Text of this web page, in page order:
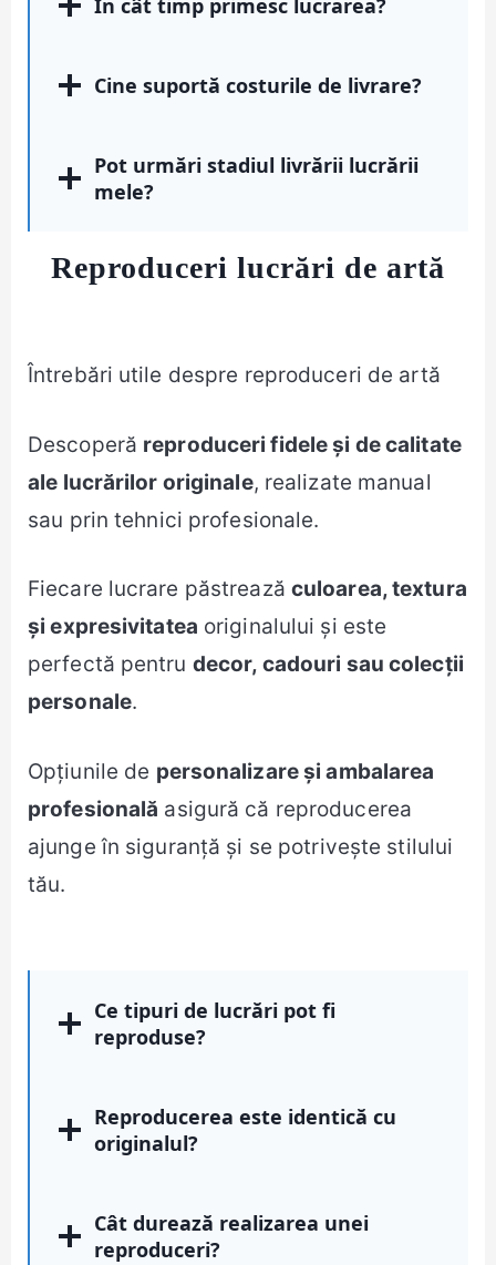
În cât timp primesc lucrarea?
Cine suportă costurile de livrare?
Pot urmări stadiul livrării lucrării
mele?
Reproduceri lucrări de artă
Întrebări utile despre reproduceri de artă
Descoperă reproduceri fidele și de calitate
ale lucrărilor originale, realizate manual
sau prin tehnici profesionale.
Fiecare lucrare păstrează culoarea, textura
și expresivitatea originalului și este
perfectă pentru decor, cadouri sau colecții
personale.
Opțiunile de personalizare și ambalarea
profesională asigură că reproducerea
ajunge în siguranță și se potrivește stilului
tău.
Ce tipuri de lucrări pot fi
reproduse?
Reproducerea este identică cu
originalul?
Cât durează realizarea unei
reproduceri?